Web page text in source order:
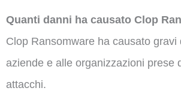
Quanti danni ha causato Clop
Clop Ransomware ha causato gravi
aziende e alle organizzazioni prese
attacchi.